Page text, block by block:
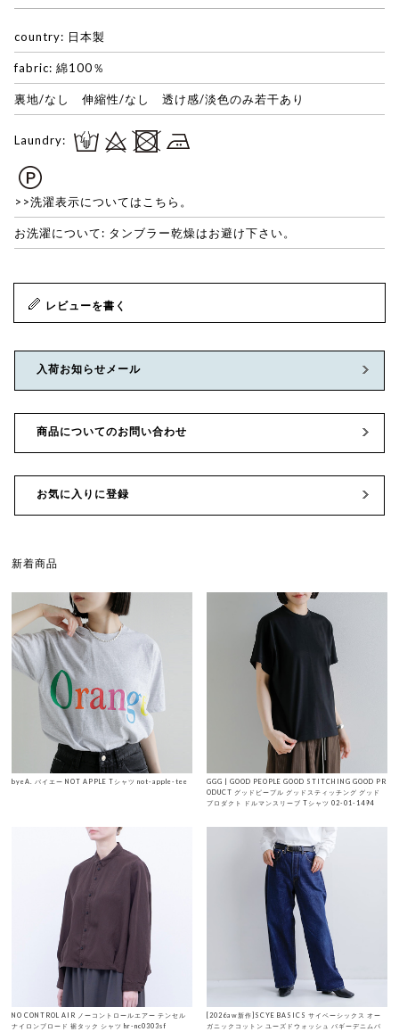
country: 日本製
fabric: 綿100％
裏地/なし 伸縮性/なし 透け感/淡色のみ若干あり
Laundry:
>>洗濯表示についてはこちら。
お洗濯について: タンブラー乾燥はお避け下さい。
レビューを書く
入荷お知らせメール
商品についてのお問い合わせ
お気に入りに登録
新着商品
byeA. バイエー NOT APPLE Tシャツ not-apple-tee
GGG | GOOD PEOPLE GOOD STITCHING GOOD PR
ODUCT グッドピープル グッドスティッチング グッド
プロダクト ドルマンスリーブ Tシャツ 02-01-1494
NO CONTROL AIR ノーコントロールエアー テンセル
ナイロンブロード 裾タック シャツ hr-nc0303sf
[2026aw新作]SCYE BASICS サイベーシックス オー
ガニックコットン ユーズドウォッシュ バギーデニムパ